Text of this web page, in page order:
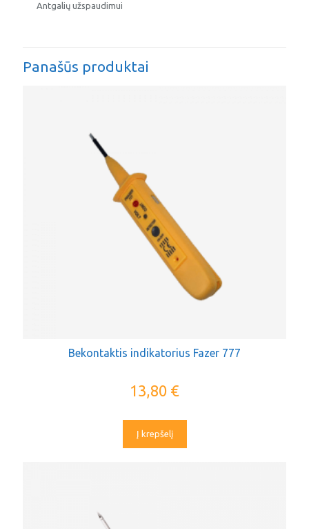
Antgalių užspaudimui
Panašūs produktai
Bekontaktis indikatorius Fazer 777
13,80 €
Į krepšelį